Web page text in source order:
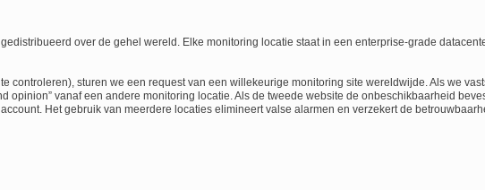
over de gehel wereld. Elke monitoring locatie staat in een enterprise-grade
controleren), sturen we een request van een willekeurige monitoring site wereldwijde. Als we
opinion” vanaf een andere monitoring locatie. Als de tweede website de onbeschikbaarheid
Het gebruik van meerdere locaties elimineert valse alarmen en verzekert de